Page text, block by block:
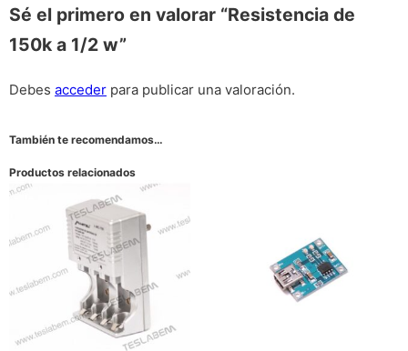
Sé el primero en valorar “Resistencia de
150k a 1/2 w”
Debes acceder para publicar una valoración.
También te recomendamos…
Productos relacionados